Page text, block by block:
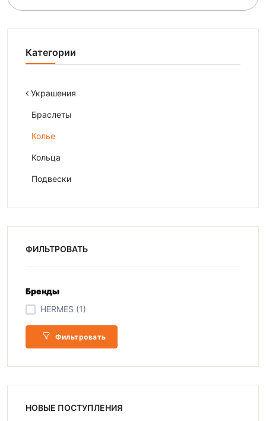
Категории
Украшения
Браслеты
Колье
Кольца
Подвески
ФИЛЬТРОВАТЬ
Бренды
HERMES (1)
Фильтровать
НОВЫЕ ПОСТУПЛЕНИЯ